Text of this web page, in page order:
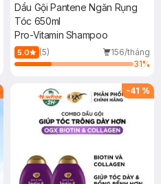
Dầu Gội Pantene Ngăn Rụng
Tóc 650ml
Pro-Vitamin Shampoo
5.0 (5)
156/tháng
31%
-41 %